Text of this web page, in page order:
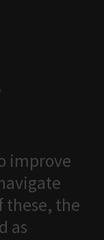
improve
these, the
as